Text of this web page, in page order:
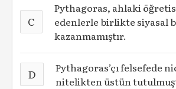
C
Pythagoras, ahlaki
edenlerle birlikte siyasal
kazanmamıştır.
D
Pythagoras’çı felsefede
nitelikten üstün